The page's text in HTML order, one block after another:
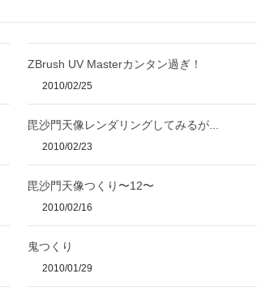
ZBrush UV Masterカンタン過ぎ！
2010/02/25
毘沙門天像レンダリングしてみるが...
2010/02/23
毘沙門天像つくり〜12〜
2010/02/16
鬼つくり
2010/01/29